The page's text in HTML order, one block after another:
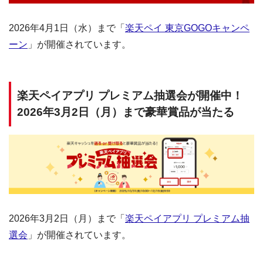
2026年4月1日（水）まで「 楽天ペイ 東京GOGOキャンペ
ーン 」が開催されています。
楽天ペイアプリ プレミアム抽選会が開催中！
2026年3月2日（月）まで豪華賞品が当たる
2026年3月2日（月）まで「 楽天ペイアプリ プレミアム抽
選会 」が開催されています。